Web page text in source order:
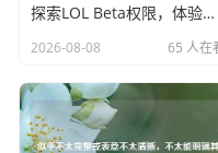
探索LOL Beta权限，体验MOBA英雄联盟前沿授权
2026-08-08 65 人在